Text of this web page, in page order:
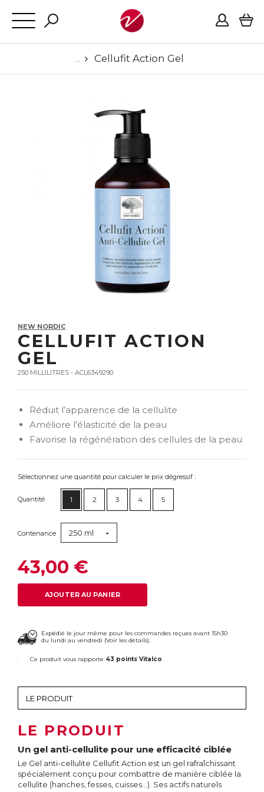
Cellufit Action Gel
NEW NORDIC
CELLUFIT ACTION
GEL
250 MILLILITRES - ACL6349290
Réduit l’apparence de la cellulite
Améliore l’élasticité de la peau
Favorise la régénération des cellules de la peau
Sélectionnez une quantité pour calculer le prix dégressif :
Quantité 1 2 3 4 5
Contenance 250 ml
43,00 €
AJOUTER AU PANIER
Expédié le jour même pour les commandes reçues avant 15h30
du lundi au vendredi (Voir les détails).
Ce produit vous rapporte 43 points Vitalco
LE PRODUIT
Un gel anti-cellulite pour une efficacité ciblée
Le Gel anti-cellulite Cellufit Action est un gel rafraîchissant
spécialement conçu pour combattre de manière ciblée la
cellulite (hanches, fesses, cuisses…). Ses actifs naturels